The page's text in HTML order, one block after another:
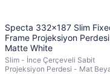
Specta 332x187 Slim
Frame Projeksiyon
Matte White
Slim - İnce Çerçeveli Sabit
Projeksiyon Perdesi - Mat